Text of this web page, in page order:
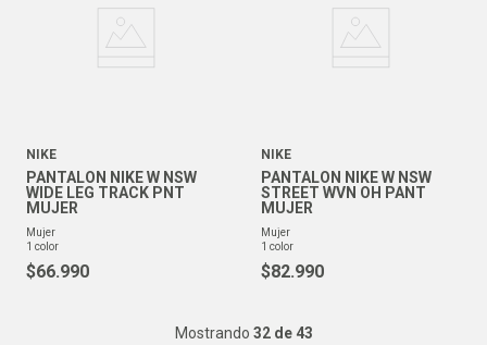
NIKE
PANTALON NIKE W NSW
WIDE LEG TRACK PNT
MUJER
mujer
1 color
$66.990
NIKE
PANTALON NIKE W NSW
STREET WVN OH PANT
MUJER
mujer
1 color
$82.990
Mostrando 32 de 43